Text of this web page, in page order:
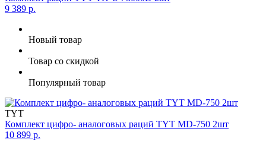
9 389 р.
Новый товар
Товар со скидкой
Популярный товар
TYT
Комплект цифро- аналоговых раций TYT MD-750 2шт
10 899 р.